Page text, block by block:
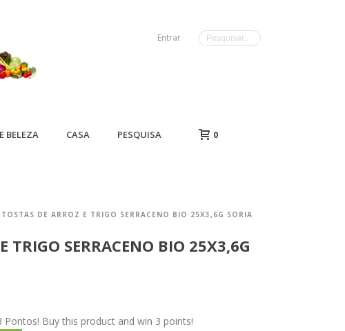
Entrar
BELEZA CASA PESQUISA 0
TOSTAS DE ARROZ E TRIGO SERRACENO BIO 25X3,6G SORIA
TRIGO SERRACENO BIO 25X3,6G
Buy this product and win 3 points!